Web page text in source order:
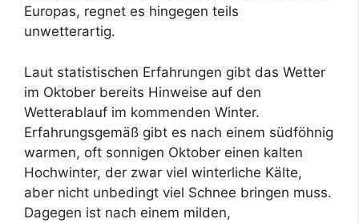
Europas, regnet es hingegen teils
unwetterartig.
Laut statistischen Erfahrungen gibt das Wetter
im Oktober bereits Hinweise auf den
Wetterablauf im kommenden Winter.
Erfahrungsgemäß gibt es nach einem südföhnig
warmen, oft sonnigen Oktober einen kalten
Hochwinter, der zwar viel winterliche Kälte,
aber nicht unbedingt viel Schnee bringen muss.
Dagegen ist nach einem milden,